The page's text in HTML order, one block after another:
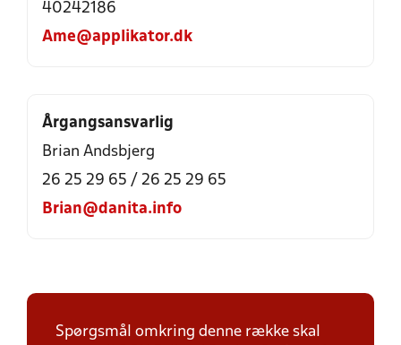
40242186
Ame@applikator.dk
Årgangsansvarlig
Brian Andsbjerg
26 25 29 65 / 26 25 29 65
Brian@danita.info
Spørgsmål omkring denne række skal